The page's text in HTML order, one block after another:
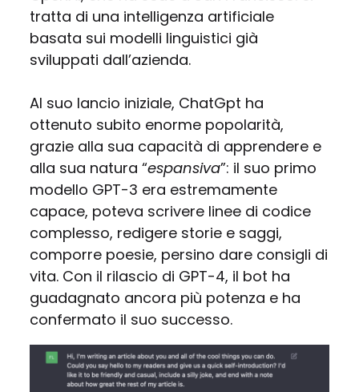
tratta di una intelligenza artificiale
basata sui modelli linguistici già
sviluppati dall’azienda.
Al suo lancio iniziale, ChatGpt ha
ottenuto subito enorme popolarità,
grazie alla sua capacità di apprendere e
alla sua natura “espansiva”: il suo primo
modello GPT-3 era estremamente
capace, poteva scrivere linee di codice
complesso, redigere storie e saggi,
comporre poesie, persino dare consigli di
vita. Con il rilascio di GPT-4, il bot ha
guadagnato ancora più potenza e ha
confermato il suo successo.